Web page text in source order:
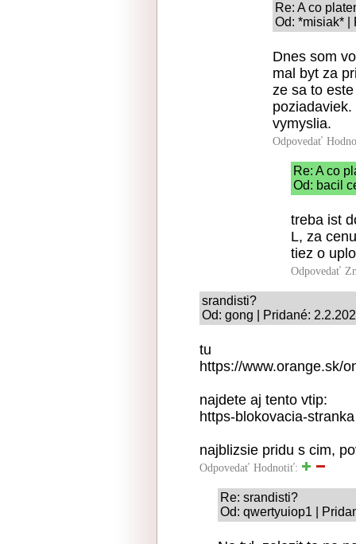
Re: A co
Od: *misiak* |
Dnes som
mal byt za
ze sa to
vymyslia.
Odpovedať
Re: A co
Od: bacil
treba ist
L, za
tiez o
Odpovedať
srandisti?
Od: gong | Pridané:
tu
https://www.orange.sk/
najdete aj tento vtip:
https-blokovacia-stranka
najblizsie pridu s cim,
Odpovedať Hodnotiť:
Re: srandisti?
Od: qwertyuiop1 |